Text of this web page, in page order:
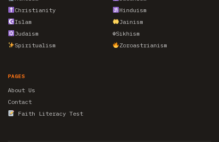
Christianity
Hinduism
Islam
Jainism
Judaism
☬Sikhism
Spiritualism
Zoroastrianism
PAGES
About Us
Contact
Faith Literacy Test